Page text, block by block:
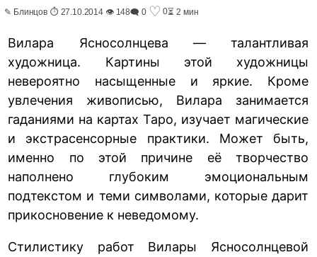
✎ Блинцов ⏱ 27.10.2014 👁 148🗨 0 ♡ 0⏳ 2 мин
Вилара Ясносолнцева — талантливая
художница. Картины этой художницы
невероятно насыщенные и яркие. Кроме
увлечения живописью, Вилара занимается
гаданиями на картах Таро, изучает магические
и экстрасенсорные практики. Может быть,
именно по этой причине её творчество
наполнено глубоким эмоциональным
подтекстом и теми символами, которые дарит
прикосновение к неведомому.
Стилистику работ Вилары Ясносолнцевой